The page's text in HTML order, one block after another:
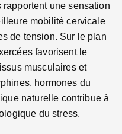
une sensation
mobilité cervicale
de tension. Sur le plan
favorisent le
musculaires et
hormones du
naturelle contribue à
du stress.